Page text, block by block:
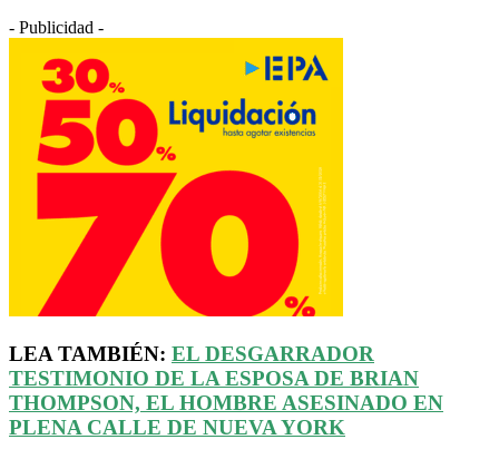
- Publicidad -
LEA TAMBIÉN: EL DESGARRADOR
TESTIMONIO DE LA ESPOSA DE BRIAN
THOMPSON, EL HOMBRE ASESINADO EN
PLENA CALLE DE NUEVA YORK